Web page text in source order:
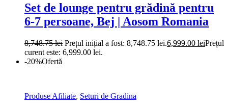
Set de lounge pentru grădină pentru
6-7 persoane, Bej | Aosom Romania
8,748.75lei Prețul inițial a fost: 8,748.75 lei.6,999.00 leiPrețul
curent este: 6,999.00 lei.
-20%Ofertă
Produse Afiliate, Seturi de Gradina